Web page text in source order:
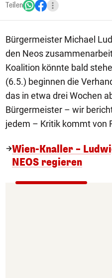
Teilen
Bürgermeister Michael
den Neos
Koalition könnte bald
(6.5.) beginnen die
das in etwa drei Wochen
Bürgermeister – wir
jedem – Kritik kommt von
Wien-Knaller –
NEOS regieren